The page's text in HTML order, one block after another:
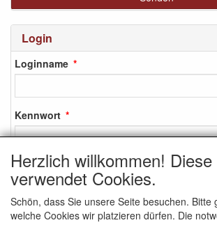
Login
Loginname
Kennwort
Login
Anmelden
Herzlich willkommen!
verwendet Cookies.
Schön, dass Sie unsere Seite besuchen. Bitte
welche Cookies wir platzieren dürfen. Die